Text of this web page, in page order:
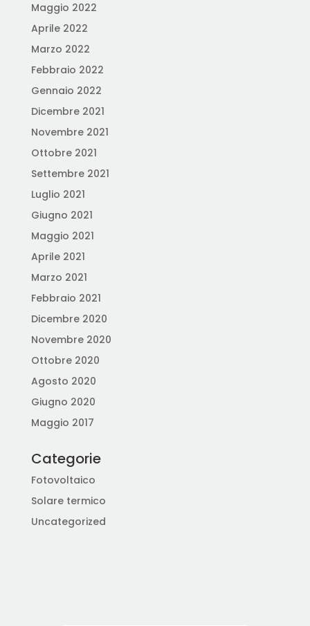
Maggio 2022
Aprile 2022
Marzo 2022
Febbraio 2022
Gennaio 2022
Dicembre 2021
Novembre 2021
Ottobre 2021
Settembre 2021
Luglio 2021
Giugno 2021
Maggio 2021
Aprile 2021
Marzo 2021
Febbraio 2021
Dicembre 2020
Novembre 2020
Ottobre 2020
Agosto 2020
Giugno 2020
Maggio 2017
Categorie
Fotovoltaico
Solare termico
Uncategorized